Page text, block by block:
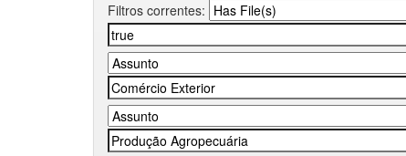
Filtros correntes: